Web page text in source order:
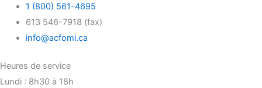
1 (800) 561-4695
613 546-7918 (fax)
info@acfomi.ca
Heures de service
Lundi : 8h30 à 18h